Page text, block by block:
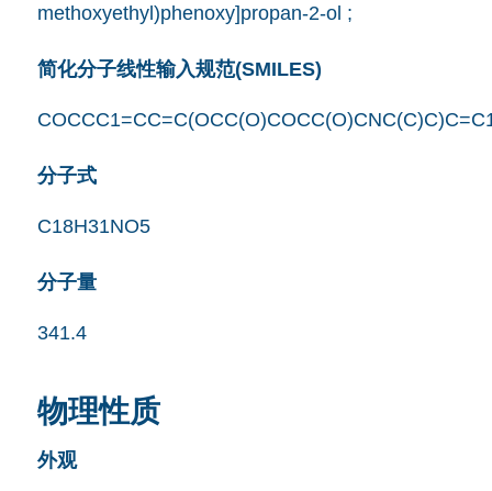
methoxyethyl)phenoxy]propan-2-ol ;
简化分子线性输入规范(SMILES)
分子式
C18H31NO5
分子量
341.4
物理性质
外观